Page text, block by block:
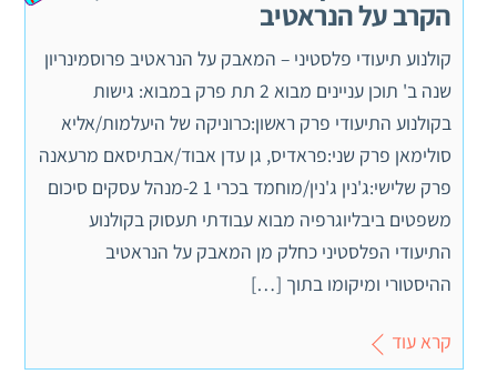
הקרב על הנראטיב
קולנוע תיעודי פלסטיני – המאבק על הנראטיב פרוסמינריון
שנה ב' תוכן עניינים מבוא 2 תת פרק במבוא: גישות
בקולנוע התיעודי פרק ראשון:כרוניקה של היעלמות/אליא
סולימאן פרק שני:פראדיס, גן עדן אבוד/אבתיסאם מרעאנה
פרק שלישי:ג'נין ג'נין/מוחמד בכרי 1 2-מנהל עסקים סיכום
משפטים ביבליוגרפיה מבוא עבודתי תעסוק בקולנוע
התיעודי הפלסטיני כחלק מן המאבק על הנראטיב
ההיסטורי ומיקומו בתוך […]
קרא עוד